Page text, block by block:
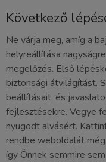
Következő
Ne várja meg, amíg a
helyreállítása
megelőzés. Első
biztonsági átvilágítást.
beállításait, és
fejlesztésekre. Vegye
nyugodt alvásért.
rendbe weboldalát
így Önnek semmire